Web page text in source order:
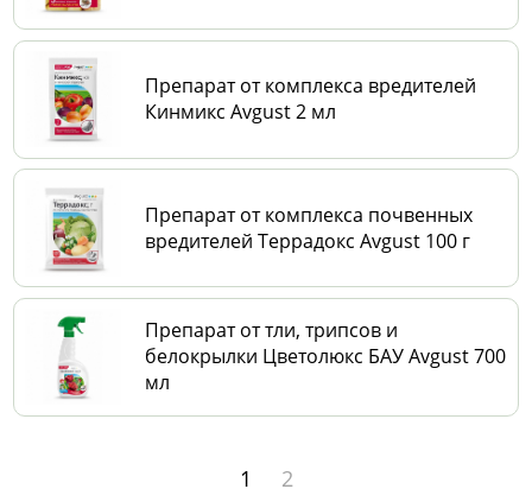
Препарат от комплекса вредителей
Кинмикс Avgust 2 мл
Препарат от комплекса почвенных
вредителей Террадокс Avgust 100 г
Препарат от тли, трипсов и
белокрылки Цветолюкс БАУ Avgust 700
мл
1 2